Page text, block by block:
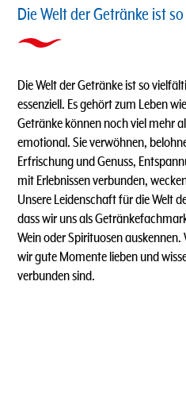
Die Welt der Getränke ist
Die Welt der Getränke ist so
essenziell. Es gehört zum Leben
Getränke können noch viel mehr
emotional. Sie verwöhnen,
Erfrischung und Genuss,
mit Erlebnissen verbunden,
Unsere Leidenschaft für die Welt
dass wir uns als
Wein oder Spirituosen
wir gute Momente lieben und
verbunden sind.